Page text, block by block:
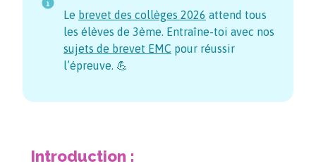
Le brevet des collèges 2026 attend tous
les élèves de 3ème. Entraîne-toi avec nos
sujets de brevet EMC pour réussir
l’épreuve. 💪
Introduction :